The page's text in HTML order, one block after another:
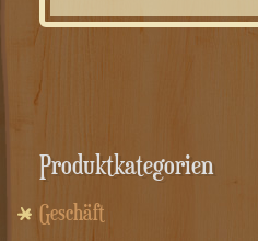
Produktkategorien
Geschäft